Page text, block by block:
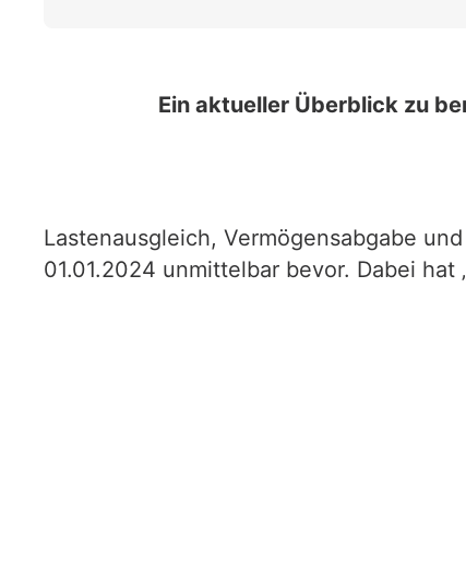
Ein aktueller Überblick zu
Lastenausgleich, Vermögensabgabe
01.01.2024 unmittelbar bevor. Dabei